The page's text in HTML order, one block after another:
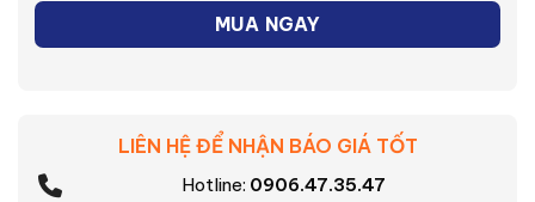
MUA NGAY
LIÊN HỆ ĐỂ NHẬN BÁO GIÁ TỐT
Hotline: 0906.47.35.47